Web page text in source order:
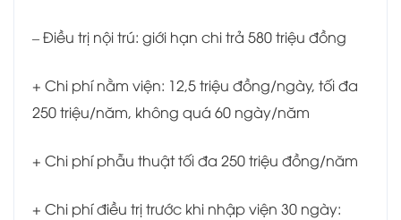
– Điều trị nội trú: giới hạn chi trả 580 triệu đồng
+ Chi phí nằm viện: 12,5 triệu đồng/ngày, tối đa
250 triệu/năm, không quá 60 ngày/năm
+ Chi phí phẫu thuật tối đa 250 triệu đồng/năm
+ Chi phí điều trị trước khi nhập viện 30 ngày: